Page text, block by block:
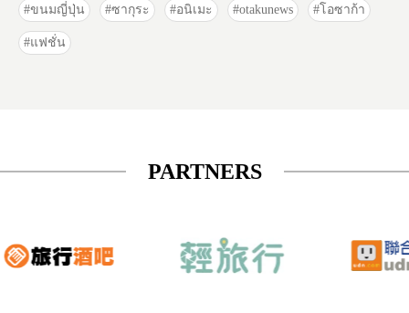
ขนมญี่ปุ่น ซากุระ อนิเมะ otakunews โอซาก้า
แฟชั่น
PARTNERS